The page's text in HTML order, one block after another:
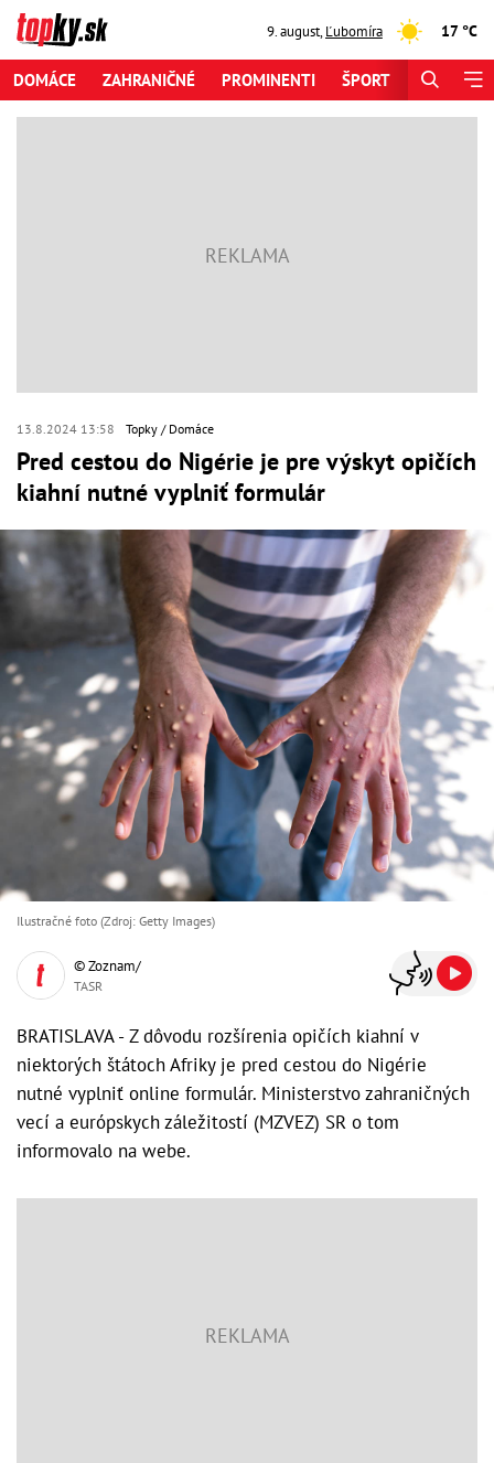
9. august,Ľubomíra 17 °C
DOMÁCE ZAHRANIČNÉ PROMINENTI ŠPORT
13.8.2024 13:58 Topky Domáce
Pred cestou do Nigérie je pre výskyt opičích
kiahní nutné vyplniť formulár
Ilustračné foto (Zdroj: Getty Images)
© Zoznam/
TASR
BRATISLAVA - Z dôvodu rozšírenia opičích kiahní v
niektorých štátoch Afriky je pred cestou do Nigérie
nutné vyplniť online formulár. Ministerstvo zahraničných
vecí a európskych záležitostí (MZVEZ) SR o tom
informovalo na webe.